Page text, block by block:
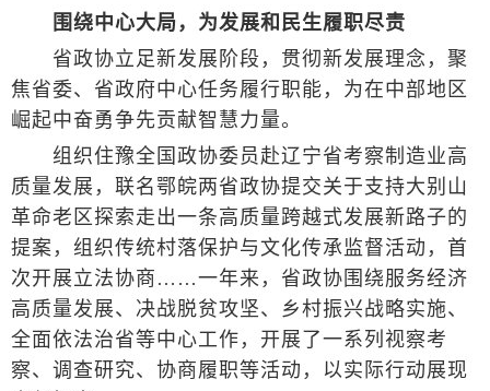
围绕中心大局，为发展和民生履职尽责
省政协立足新发展阶段，贯彻新发展理念，聚
焦省委、省政府中心任务履行职能，为在中部地区
崛起中奋勇争先贡献智慧力量。
组织住豫全国政协委员赴辽宁省考察制造业高
质量发展，联名鄂皖两省政协提交关于支持大别山
革命老区探索走出一条高质量跨越式发展新路子的
提案，组织传统村落保护与文化传承监督活动，首
次开展立法协商……一年来，省政协围绕服务经济
高质量发展、决战脱贫攻坚、乡村振兴战略实施、
全面依法治省等中心工作，开展了一系列视察考
察、调查研究、协商履职等活动，以实际行动展现